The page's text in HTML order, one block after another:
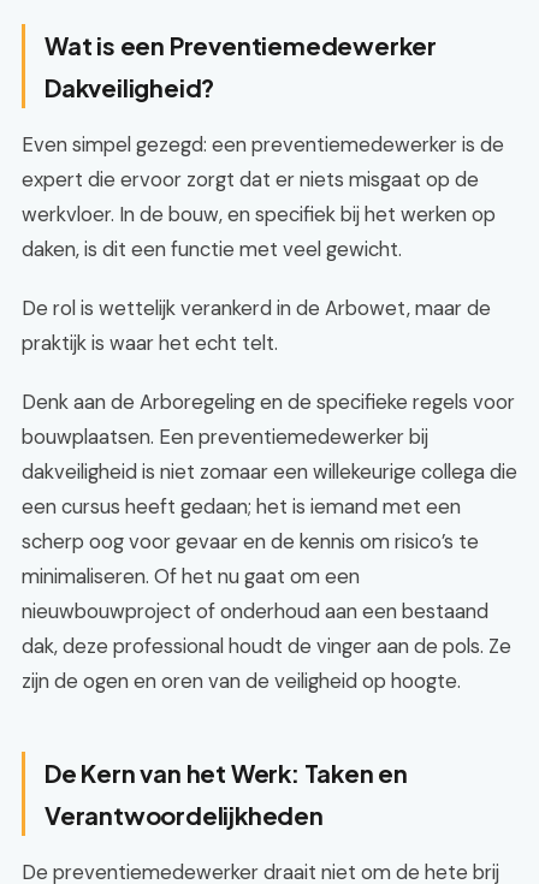
Wat is een Preventiemedewerker
Dakveiligheid?
Even simpel gezegd: een preventiemedewerker is de
expert die ervoor zorgt dat er niets misgaat op de
werkvloer. In de bouw, en specifiek bij het werken op
daken, is dit een functie met veel gewicht.
De rol is wettelijk verankerd in de Arbowet, maar de
praktijk is waar het echt telt.
Denk aan de Arboregeling en de specifieke regels voor
bouwplaatsen. Een preventiemedewerker bij
dakveiligheid is niet zomaar een willekeurige collega die
een cursus heeft gedaan; het is iemand met een
scherp oog voor gevaar en de kennis om risico’s te
minimaliseren. Of het nu gaat om een
nieuwbouwproject of onderhoud aan een bestaand
dak, deze professional houdt de vinger aan de pols. Ze
zijn de ogen en oren van de veiligheid op hoogte.
De Kern van het Werk: Taken en
Verantwoordelijkheden
De preventiemedewerker draait niet om de hete brij